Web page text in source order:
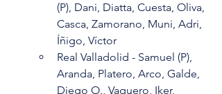
(P), Dani, Diatta, Cuesta, Oliva,
Casca, Zamorano, Muni, Adri,
Íñigo, Víctor
Real Valladolid - Samuel (P),
Aranda, Platero, Arco, Galde,
Diego O., Vaquero, Iker,